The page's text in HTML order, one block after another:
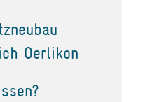
Oerlikon